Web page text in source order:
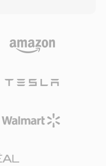
đồng mod xây
cho nhà phát triển
treo vòng lặp
Đối với người bảo
thường gặp khi
thanh cùng với
dữ liệu MIDI. Ưu
lý bản ghi cực dài:
thanh liên tục mà
24-bit/192 kHz